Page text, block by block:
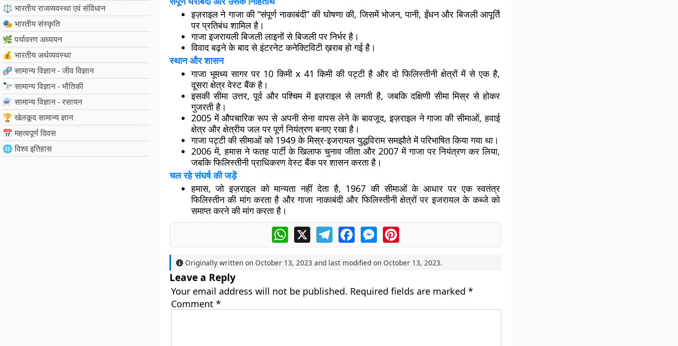
⚖️ भारतीय राजव्यवस्था एवं संविधान
🎭 भारतीय संस्कृति
🌿 पर्यावरण अध्ययन
💰 भारतीय अर्थव्यवस्था
🧬 सामान्य विज्ञान - जीव विज्ञान
🔭 सामान्य विज्ञान - भौतिकी
⚗️ सामान्य विज्ञान - रसायन
🏆 खेलकूद सामान्य ज्ञान
📅 महत्वपूर्ण दिवस
🌐 विश्व इतिहास
इज़राइल ने गाजा की “संपूर्ण नाकाबंदी” की घोषणा की, जिसमें भोजन, पानी, ईंधन और बिजली आपूर्ति
पर प्रतिबंध शामिल है।
गाजा इजरायली बिजली लाइनों से बिजली पर निर्भर है।
विवाद बढ़ने के बाद से इंटरनेट कनेक्टिविटी ख़राब हो गई है।
स्थान और शासन
गाजा भूमध्य सागर पर 10 किमी x 41 किमी की पट्टी है और दो फिलिस्तीनी क्षेत्रों में से एक है,
दूसरा क्षेत्र वेस्ट बैंक है।
इसकी सीमा उत्तर, पूर्व और पश्चिम में इज़राइल से लगती है, जबकि दक्षिणी सीमा मिस्र से होकर
गुजरती है।
2005 में औपचारिक रूप से अपनी सेना वापस लेने के बावजूद, इज़राइल ने गाजा की सीमाओं, हवाई
क्षेत्र और क्षेत्रीय जल पर पूर्ण नियंत्रण बनाए रखा है।
गाजा पट्टी की सीमाओं को 1949 के मिस्र-इजरायल युद्धविराम समझौते में परिभाषित किया गया था।
2006 में, हमास ने फतह पार्टी के खिलाफ चुनाव जीता और 2007 में गाजा पर नियंत्रण कर लिया,
जबकि फिलिस्तीनी प्राधिकरण वेस्ट बैंक पर शासन करता है।
चल रहे संघर्ष की जड़ें
हमास, जो इज़राइल को मान्यता नहीं देता है, 1967 की सीमाओं के आधार पर एक स्वतंत्र
फिलिस्तीन की मांग करता है और गाजा नाकाबंदी और फिलिस्तीनी क्षेत्रों पर इजरायल के कब्जे को
समाप्त करने की मांग करता है।
WhatsApp
X TelegramFacebookMessengerPinterest
Originally written on October 13, 2023 and last modified on October 13, 2023.
Leave a Reply
Your email address will not be published. Required fields are marked *
Comment *